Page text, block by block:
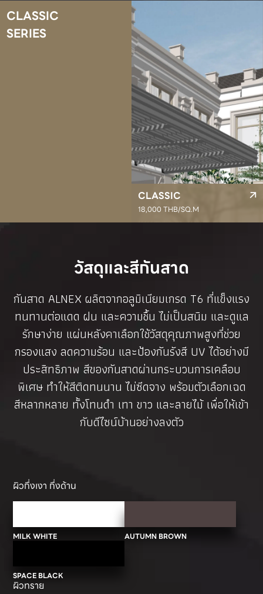
CLASSIC
SERIES
CLASSIC
18,000 THB/SQ.M
วัสดุและสีกันสาด
กันสาด ALNEX ผลิตจากอลูมิเนียมเกรด T6 ที่แข็งแรง
ทนทานต่อแดด ฝน และความชื้น ไม่เป็นสนิม และดูแล
รักษาง่าย แผ่นหลังคาเลือกใช้วัสดุคุณภาพสูงที่ช่วย
กรองแสง ลดความร้อน และป้องกันรังสี UV ได้อย่างมี
ประสิทธิภาพ สีของกันสาดผ่านกระบวนการเคลือบ
พิเศษ ทำให้สีติดทนนาน ไม่ซีดจาง พร้อมตัวเลือกเฉด
สีหลากหลาย ทั้งโทนดำ เทา ขาว และลายไม้ เพื่อให้เข้า
กับดีไซน์บ้านอย่างลงตัว
ผิวกึ่งเงา กึ่งด้าน
MILK WHITE AUTUMN BROWN
SPACE BLACK
ผิวทราย